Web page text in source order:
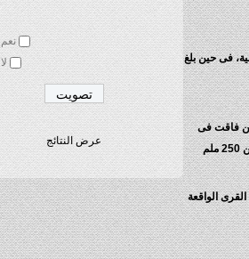
نعم
لا
عرض النتائج
فى حين بلغ
فاقت فى
القرى الواقعة